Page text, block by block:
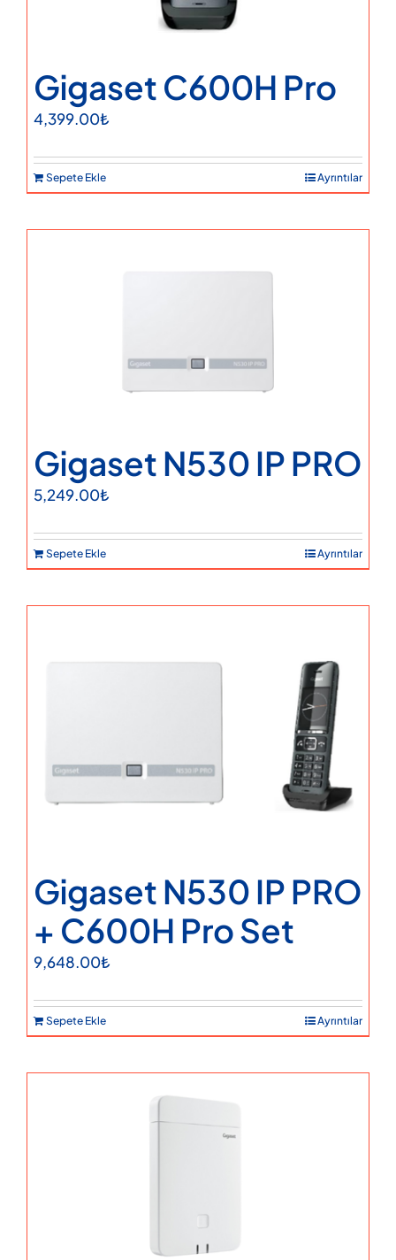
Gigaset C600H Pro
4,399.00₺
Sepete Ekle Ayrıntılar
Gigaset N530 IP PRO
5,249.00₺
Sepete Ekle Ayrıntılar
Gigaset N530 IP PRO
+ C600H Pro Set
9,648.00₺
Sepete Ekle Ayrıntılar